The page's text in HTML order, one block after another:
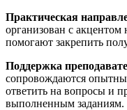
Практическая
организован с акцентом
помогают закрепить
Поддержка
сопровождаются
ответить на вопросы и
выполненным заданиям.